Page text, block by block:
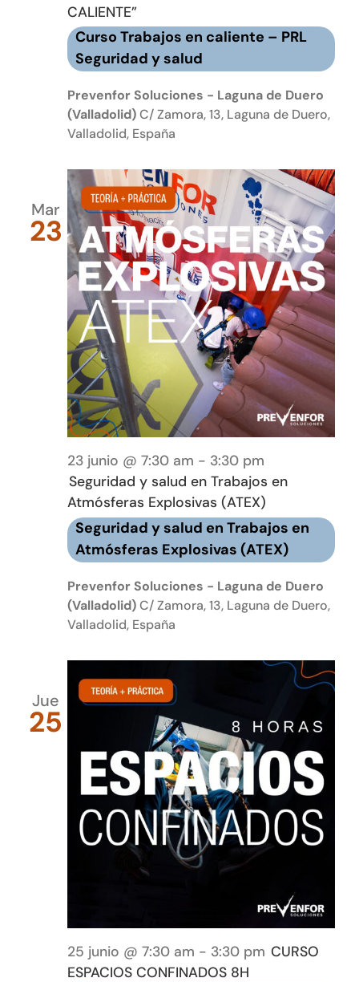
CALIENTE”
Curso Trabajos en caliente – PRL
Seguridad y salud
Prevenfor Soluciones - Laguna de Duero
(Valladolid)C/ Zamora, 13, Laguna de Duero,
Valladolid, España
Mar
23
23 junio @ 7:30 am - 3:30 pm
Seguridad y salud en Trabajos en
Atmósferas Explosivas (ATEX)
Seguridad y salud en Trabajos en
Atmósferas Explosivas (ATEX)
Prevenfor Soluciones - Laguna de Duero
(Valladolid)C/ Zamora, 13, Laguna de Duero,
Valladolid, España
Jue
25
25 junio @ 7:30 am - 3:30 pm CURSO
ESPACIOS CONFINADOS 8H